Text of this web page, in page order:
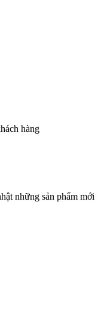
hàng
những sản phẩm mới